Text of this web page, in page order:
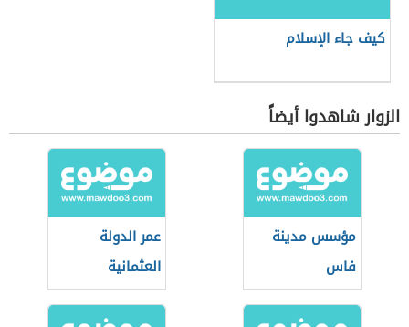
كيف جاء الإسلام
الزوار شاهدوا أيضاً
مؤسس مدينة
فاس
عمر الدولة
العثمانية